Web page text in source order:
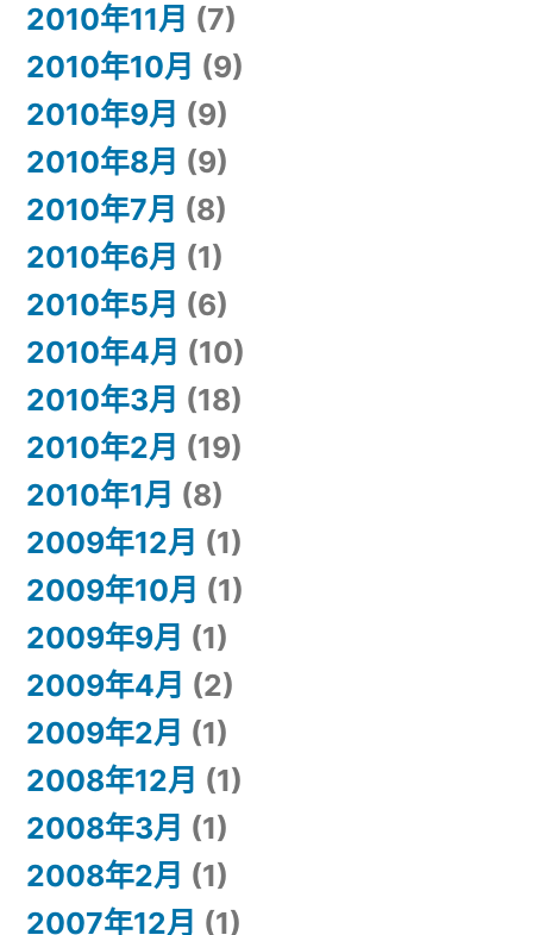
2010年11月 (7)
2010年10月 (9)
2010年9月 (9)
2010年8月 (9)
2010年7月 (8)
2010年6月 (1)
2010年5月 (6)
2010年4月 (10)
2010年3月 (18)
2010年2月 (19)
2010年1月 (8)
2009年12月 (1)
2009年10月 (1)
2009年9月 (1)
2009年4月 (2)
2009年2月 (1)
2008年12月 (1)
2008年3月 (1)
2008年2月 (1)
2007年12月 (1)